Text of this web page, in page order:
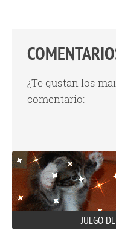
¿Te gustan los
comentario:
JUEGO